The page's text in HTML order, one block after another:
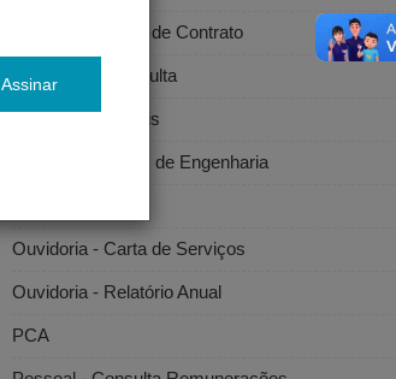
Assinar
Fiscais/Gestores de Contrato
Licitações - Consulta
Licitações - Editais
Obras e Serviços de Engenharia
Ouvidoria - Carta de Serviços
Ouvidoria - Relatório Anual
PCA